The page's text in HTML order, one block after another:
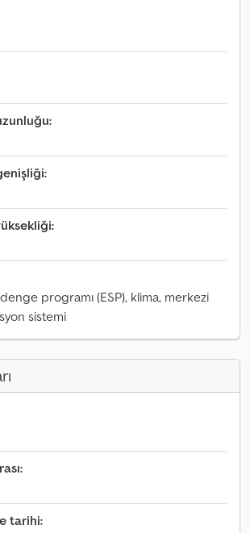
programı (ESP), klima, merkezi
sistemi
tarihi: